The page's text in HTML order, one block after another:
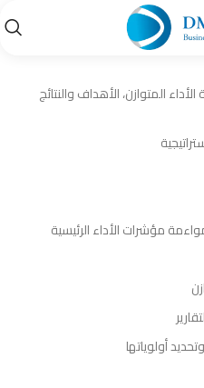
المتوازن، الأهداف والنتائج
مؤشرات الأداء الرئيسية
أولوياتها